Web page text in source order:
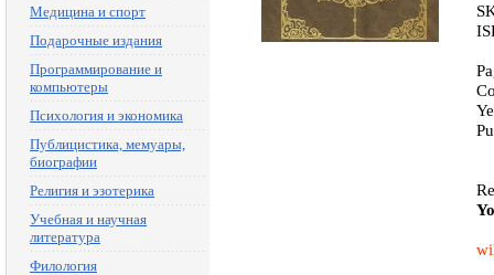
Медицина и спорт
Подарочные издания
Программирование и
компьютеры
Психология и экономика
Публицистика, мемуары,
биографии
Религия и эзотерика
Учебная и научная
литература
Филология